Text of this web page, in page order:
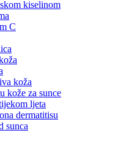
kiselinom
C
koža
kože za sunce
ljeta
dermatitisu
sunca